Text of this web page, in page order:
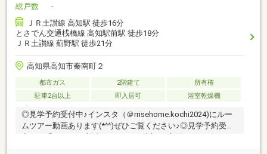
総戸数
-
ＪＲ土讃線 高知駅 徒歩16分
とさでん交通桟橋線 高知駅前駅 徒歩18分
ＪＲ土讃線 薊野駅 徒歩21分
高知県高知市秦南町２
都市ガス 2階建て
所有権
駐車2台以上
即入居可 浴室乾燥機
◎見学予約受付中♪インスタ（＠rrisehome.kochi2024)にルー
ムツアー動画あります(*^^)ぜひご覧ください♪◎見学予約受付